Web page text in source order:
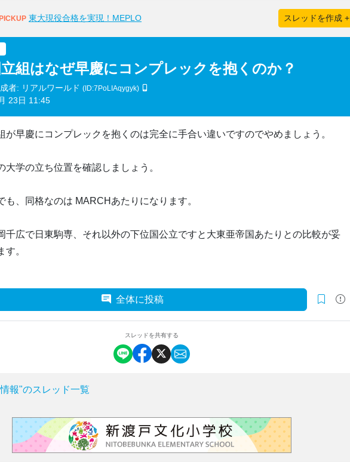
東大現役合格を実現！MEPLO スレッドを作成 +
組はなぜ早慶にコンプレックを抱くのか？
者: リアルワールド (ID:7PoLIAqygyk)
23日 11:45
が早慶にコンプレックを抱くのは完全に手合い違いですのでやめましょう。
大学の立ち位置を確認しましょう。
も、同格なのは MARCHあたりになります。
千広で日東駒専、それ以外の下位国公立ですと大東亜帝国あたりとの比較が妥
す。
全体に投稿
スレッドを共有する
報"のスレッド一覧